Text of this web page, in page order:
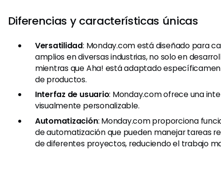
Diferencias y características únicas
Versatilidad: Monday.com está diseñado para
amplios en diversas industrias, no solo en
mientras que Aha! está adaptado
de productos.
Interfaz de usuario: Monday.com ofrece una
visualmente personalizable.
Automatización: Monday.com proporciona
de automatización que pueden manejar tareas
de diferentes proyectos, reduciendo el trabajo